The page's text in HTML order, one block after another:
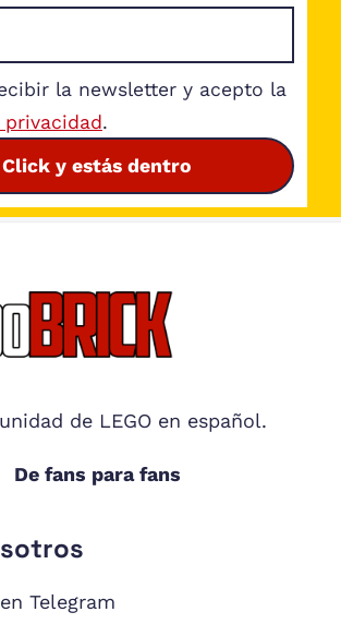
la newsletter y acepto la
.
Click y estás dentro
de LEGO en español.
De fans para fans
Telegram